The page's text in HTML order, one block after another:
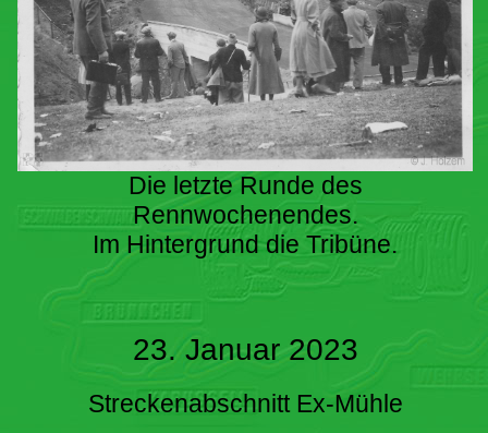
Die letzte Runde des
Rennwochenendes.
Im Hintergrund die Tribüne.
23. Januar 2023
Streckenabschnitt Ex-Mühle